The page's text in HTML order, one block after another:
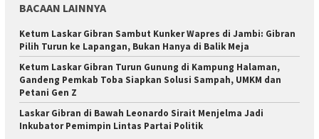
BACAAN LAINNYA
Ketum Laskar Gibran Sambut Kunker Wapres di Jambi: Gibran
Pilih Turun ke Lapangan, Bukan Hanya di Balik Meja
Ketum Laskar Gibran Turun Gunung di Kampung Halaman,
Gandeng Pemkab Toba Siapkan Solusi Sampah, UMKM dan
Petani Gen Z
Laskar Gibran di Bawah Leonardo Sirait Menjelma Jadi
Inkubator Pemimpin Lintas Partai Politik